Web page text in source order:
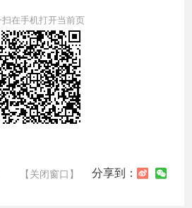
在手机打开当前页
【关闭窗口】 分享到：